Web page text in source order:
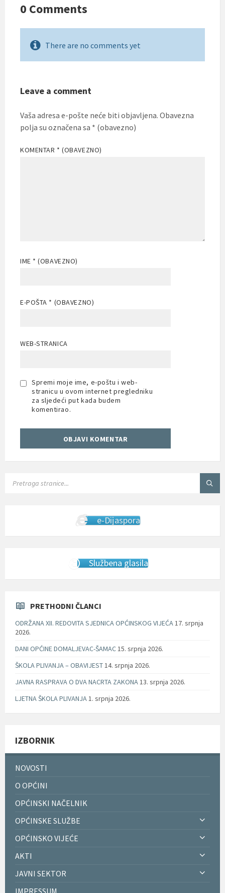
0 Comments
There are no comments yet
Leave a comment
Vaša adresa e-pošte neće biti objavljena. Obavezna
polja su označena sa * (obavezno)
KOMENTAR * (OBAVEZNO)
IME * (OBAVEZNO)
E-POŠTA * (OBAVEZNO)
WEB-STRANICA
Spremi moje ime, e-poštu i web-
stranicu u ovom internet pregledniku
za sljedeći put kada budem
komentirao.
e-Dijaspora
Službena glasila
PRETHODNI ČLANCI
ODRŽANA XII. REDOVITA SJEDNICA OPĆINSKOG VIJEĆA17. srpnja
2026.
DANI OPĆINE DOMALJEVAC-ŠAMAC15. srpnja 2026.
ŠKOLA PLIVANJA – OBAVIJEST14. srpnja 2026.
JAVNA RASPRAVA O DVA NACRTA ZAKONA13. srpnja 2026.
LJETNA ŠKOLA PLIVANJA1. srpnja 2026.
IZBORNIK
NOVOSTI
O OPĆINI
OPĆINSKI NAČELNIK
OPĆINSKE SLUŽBE
OPĆINSKO VIJEĆE
AKTI
JAVNI SEKTOR
IMPRESSUM